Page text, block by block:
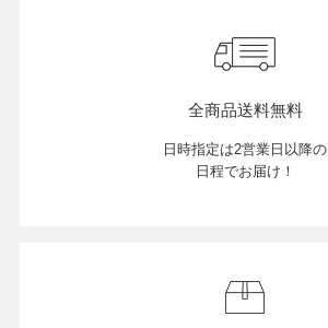
全商品送料無料
日時指定は2営業日以降の
日程でお届け！